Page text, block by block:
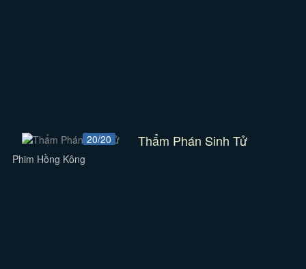
20/20 Thẩm Phán Sinh Tử
Phim Hồng Kông